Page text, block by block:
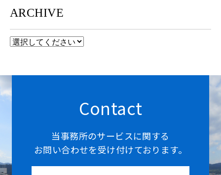
ARCHIVE
Contact
当事務所のサービスに関する
お問い合わせを受け付けております。